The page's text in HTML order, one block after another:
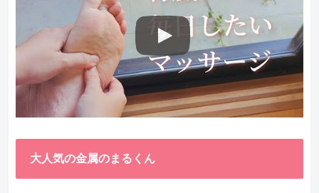
大人気の金属のまるくん